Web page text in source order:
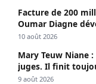
Facture de 200
Oumar Diagne
Diomaye et Cie
10 août 2026
Mary Teuw Niane
juges. Il finit
9 août 2026